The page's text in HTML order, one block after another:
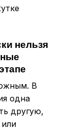
нельзя
В
одна
другую,